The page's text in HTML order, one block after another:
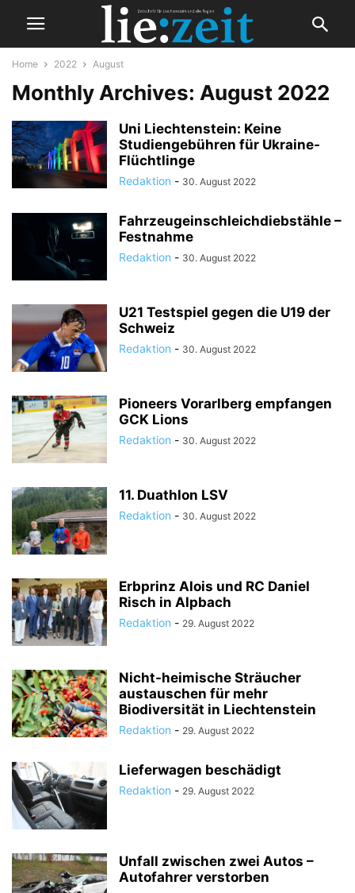
Home 2022 August
Monthly Archives: August 2022
Uni Liechtenstein: Keine
Studiengebühren für Ukraine-
Flüchtlinge
Redaktion - 30. August 2022
Fahrzeugeinschleichdiebstähle –
Festnahme
Redaktion - 30. August 2022
U21 Testspiel gegen die U19 der
Schweiz
Redaktion - 30. August 2022
Pioneers Vorarlberg empfangen
GCK Lions
Redaktion - 30. August 2022
11. Duathlon LSV
Redaktion - 30. August 2022
Erbprinz Alois und RC Daniel
Risch in Alpbach
Redaktion - 29. August 2022
Nicht-heimische Sträucher
austauschen für mehr
Biodiversität in Liechtenstein
Redaktion - 29. August 2022
Lieferwagen beschädigt
Redaktion - 29. August 2022
Unfall zwischen zwei Autos –
Autofahrer verstorben